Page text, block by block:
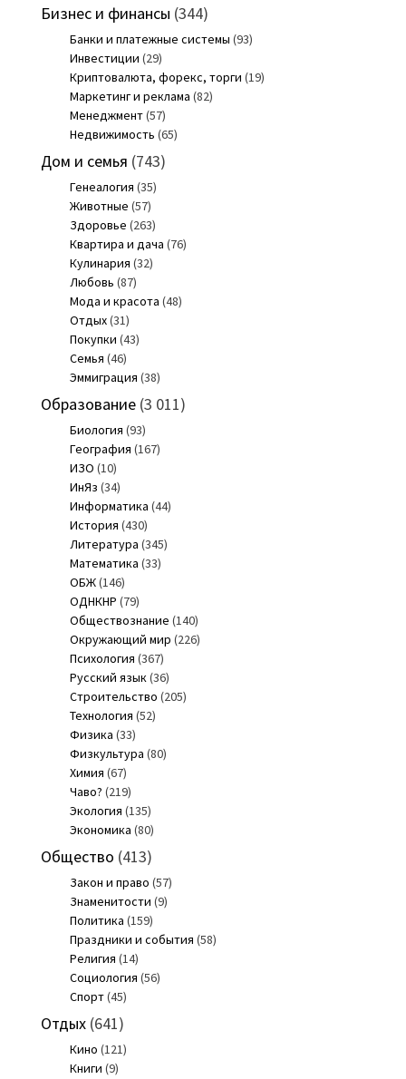
Бизнес и финансы (344)
Банки и платежные системы (93)
Инвестиции (29)
Криптовалюта, форекс, торги (19)
Маркетинг и реклама (82)
Менеджмент(57)
Недвижимость (65)
Дом и семья (743)
Генеалогия (35)
Животные (57)
Здоровье (263)
Квартира и дача (76)
Кулинария (32)
Любовь (87)
Мода и красота (48)
Отдых(31)
Покупки (43)
Семья (46)
Эммиграция (38)
Образование(3 011)
Биология (93)
География (167)
ИЗО (10)
ИнЯз (34)
Информатика (44)
История (430)
Литература (345)
Математика (33)
ОБЖ(146)
ОДНКНР (79)
Обществознание (140)
Окружающий мир (226)
Психология (367)
Русский язык(36)
Строительство (205)
Технология (52)
Физика (33)
Физкультура (80)
Химия (67)
Чаво? (219)
Экология (135)
Экономика (80)
Общество (413)
Закон и право (57)
Знаменитости (9)
Политика (159)
Праздники и события (58)
Религия (14)
Социология (56)
Спорт(45)
Отдых(641)
Кино (121)
Книги (9)